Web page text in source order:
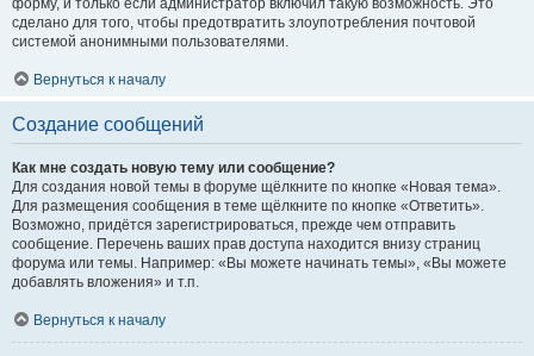
форму, и только если администратор включил такую возможность. Это
сделано для того, чтобы предотвратить злоупотребления почтовой
системой анонимными пользователями.
Вернуться к началу
Создание сообщений
Как мне создать новую тему или сообщение?
Для создания новой темы в форуме щёлкните по кнопке «Новая тема».
Для размещения сообщения в теме щёлкните по кнопке «Ответить».
Возможно, придётся зарегистрироваться, прежде чем отправить
сообщение. Перечень ваших прав доступа находится внизу страниц
форума или темы. Например: «Вы можете начинать темы», «Вы можете
добавлять вложения» и т.п.
Вернуться к началу